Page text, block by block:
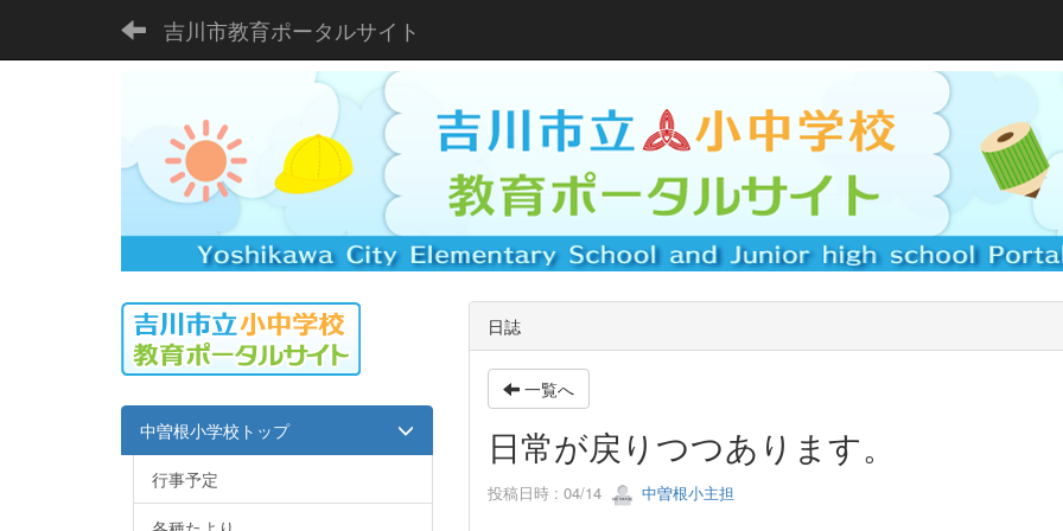
吉川市教育ポータルサイト
日誌
一覧へ
日常が戻りつつあります。
投稿日時 : 04/14 中曽根小主担
中曽根小学校トップ
行事予定